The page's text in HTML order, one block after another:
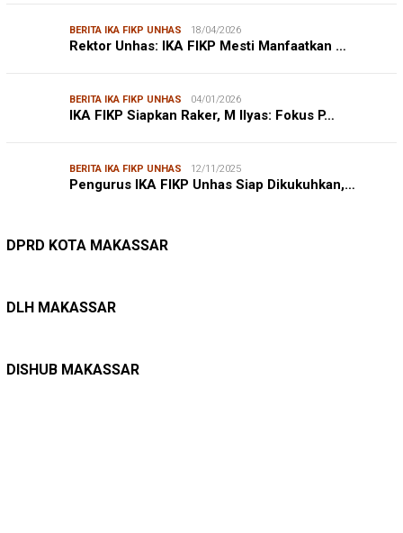
BERITA IKA FIKP UNHAS 18/04/2026
Rektor Unhas: IKA FIKP Mesti Manfaatkan …
BERITA IKA FIKP UNHAS 04/01/2026
IKA FIKP Siapkan Raker, M Ilyas: Fokus P…
BERITA IKA FIKP UNHAS 12/11/2025
Pengurus IKA FIKP Unhas Siap Dikukuhkan,…
DPRD KOTA MAKASSAR
Kepuasan Publik Tinggi, Andi Makmur Nila…
DLH MAKASSAR
Belanja Pemerintah Bisa Menyelamatkan Hu…
DISHUB MAKASSAR
Pete-pete Laut Makassar Siap Beroperasi …